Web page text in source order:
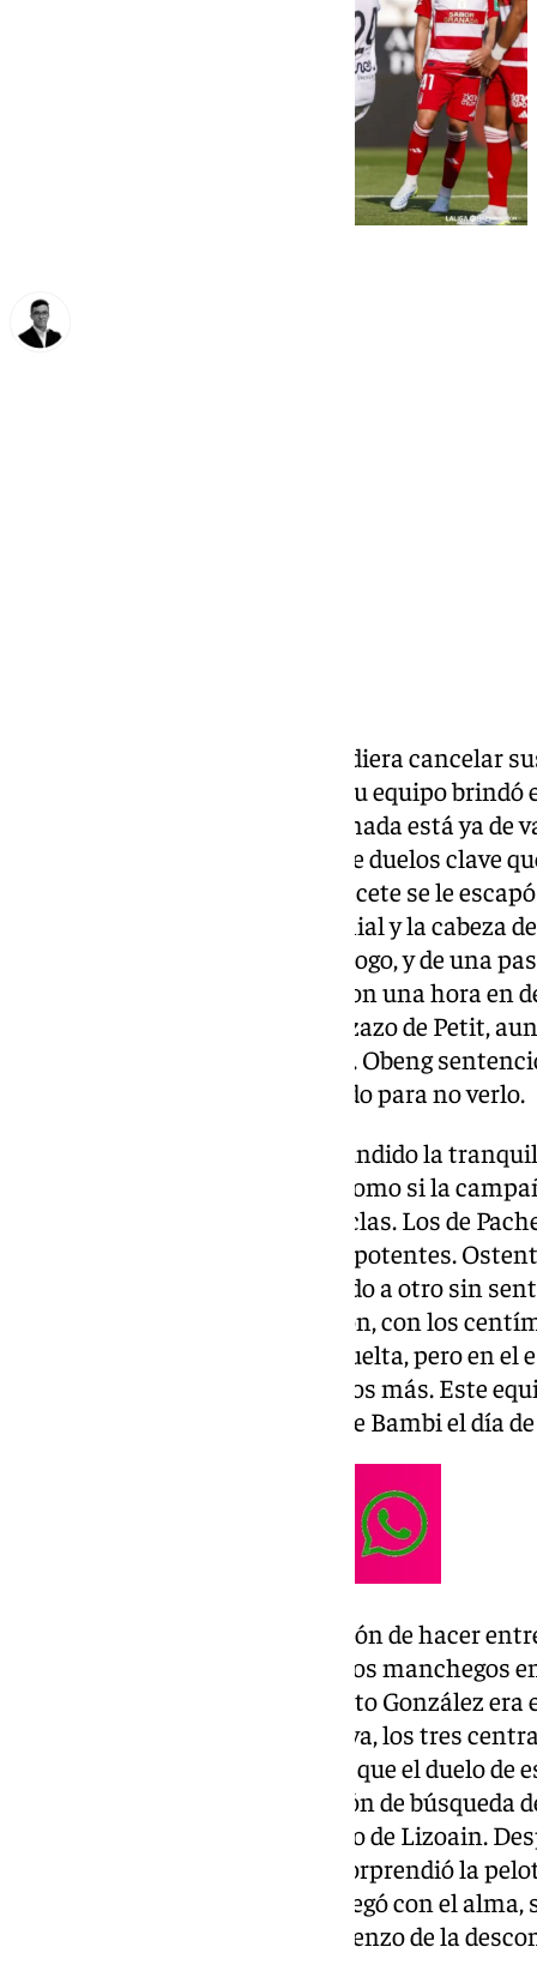
Pobre del granadinista que decidiera cancelar
contemplar el esperpento que su equipo brindó
inevitable percibir que este Granada está ya de
recuerde que aún tiene un par de duelos clave
las amarguen al final. El de Albacete se le
una presencia apenas testimonial y la cabeza
despistes surgió el primero, de Jogo, y de una
una falta. Los forasteros tardaron una hora en
seguir jugando, certero un cabezazo de Petit,
seguir ahondando en el ridículo. Obeng
colores a los nazaríes. Un partido para no verlo.
El conjunto rojiblanco ha confundido la
permanencia con la anodinia, como si la
solo esperara ponerse las chanclas. Los de
quien los pasea por la arena, impotentes.
posesión inútil, estéril, de un lado a otro sin
aderezaron con algo de intención, con los
dos abajo y pensaban ya en la vuelta, pero en
todavía cabía caer un par de pisos más. Este
menos estabilidad defensiva que Bambi el día
No ocultó el Albacete su intención de hacer
errores rojiblancos, ordenados los manchegos
seguramente no esperaba Alberto González
Vallejo, Lluís López y Carlos Neva, los tres
entrenamientos más exigentes que el duelo de
comenzó con Álex Sola en misión de
centro tenso que forzó el palmeo de Lizoain.
busca de Pablo Sáenz, a quien sorprendió la
ojos inyectados en sangre y le pegó con el
peligro. Lo siguiente fue el comienzo de la